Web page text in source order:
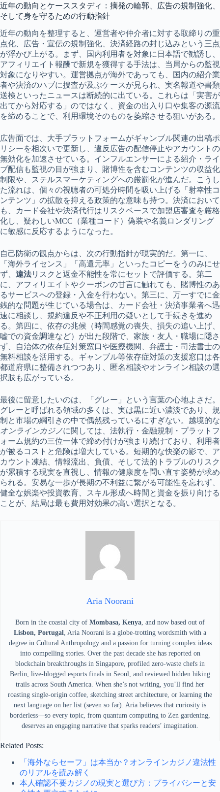
近年の動向とケーススタディ：摘発の輪郭、広告の規制強化、
そして身を守るための行動指針
近年の動向を整理すると、運営者や仲介者に対する取締りの重
点化、広告・宣伝の規制強化、決済経路の封じ込みという三点
が浮かび上がる。まず、国内利用者を対象に日本語で勧誘し、
アフィリエイト報酬で新規を獲得する手法は、当局からの監視
対象になりやすい。運営拠点が海外であっても、国内の紹介業
者や決済のハブに捜査が及ぶケースが見られ、実名報道や書類
送検といったニュースは断続的に出ている。これらは「実害が
出てから対応する」のではなく、資金の出入り口や集客の源流
を締めることで、利用環境そのものを萎縮させる狙いがある。
広告面では、大手プラットフォームがギャンブル関連の出稿ポ
リシーを相次いで更新し、違反広告の配信停止やアカウントの
無効化を加速させている。インフルエンサーによる紹介・ライ
ブ配信も監視の目が強まり、賭博性を含むコンテンツの収益化
制限や、ステルスマーケティングへの厳罰化が進んだ。こうし
た流れは、個々の視聴者の可処分時間を吸い上げる「射幸性コ
ンテンツ」の拡散を抑える政策的な意味も持つ。決済において
も、カード会社や決済代行はリスクベースで加盟店審査を厳格
化し、疑わしいMCC（業種コード）偽装や名義ロンダリング
に敏感に反応するようになった。
自己防衛の観点からは、次の行動指針が現実的だ。第一に、
「海外ライセンス」「高還元率」といったコピーをうのみにせ
ず、 違法リスクと返金不能性を常にセットで評価する。第二
に、アフィリエイトやクーポンの甘言に触れても、賭博性のあ
るサービスへの登録・入金を行わない。第三に、万一すでに金
銭的な問題が生じている場合は、カード会社・決済事業者へ迅
速に相談し、規約違反や不正利用の疑いとして手続きを進め
る。第四に、依存の兆候（時間感覚の喪失、損失の追い上げ、
嘘での資金調達など）が出た段階で、家族・友人・職場に隠さ
ず、自治体の依存症対策窓口や医療機関、弁護士・司法書士の
無料相談を活用する。ギャンブル等依存症対策の支援窓口は各
都道府県に整備されつつあり、匿名相談やオンライン相談の選
択肢も広がっている。
最後に留意したいのは、「グレー」という言葉の心地よさだ。
グレーと呼ばれる領域の多くは、実は黒に近い濃淡であり、規
制と市場の綱引きの中で偶然残っているにすぎない。越境的な
オンラインカジノに関しては、法執行・金融規制・プラットフ
ォーム規約の三位一体で締め付けが強まり続けており、利用者
が被るコストと危険は増大している。短期的な快楽の影で、ア
カウント凍結、情報流出、負債、そして法的トラブルのリスク
が累積する現実を直視し、情報の健康度を問い直す姿勢が求め
られる。安易な一歩が長期の不利益に繋がる可能性を忘れず、
健全な娯楽や投資教育、スキル形成へ時間と資金を振り向ける
ことが、結局は最も費用対効果の高い選択となる。
Aria Noorani
Born in the coastal city of Mombasa, Kenya, and now based out of
Lisbon, Portugal, Aria Noorani is a globe-trotting wordsmith with a
degree in Cultural Anthropology and a passion for turning complex ideas
into compelling stories. Over the past decade she has reported on
blockchain breakthroughs in Singapore, profiled zero-waste chefs in
Berlin, live-blogged esports finals in Seoul, and reviewed hidden hiking
trails across South America. When she’s not writing, you’ll find her
roasting single-origin coffee, sketching street architecture, or learning the
next language on her list (seven so far). Aria believes that curiosity is
borderless—so every topic, from quantum computing to Zen gardening,
deserves an engaging narrative that sparks readers’ imagination.
Related Posts:
「海外ならセーフ」は本当か？オンラインカジノ違法性
のリアルを読み解く
本人確認不要カジノの現実と選び方：プライバシーと安